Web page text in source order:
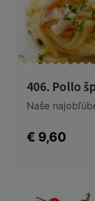
406. Pollo
Naše
€ 9,60